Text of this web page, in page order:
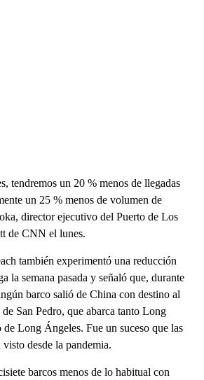
tendremos un 20 % menos de llegadas
un 25 % menos de volumen de
director ejecutivo del Puerto de Los
de CNN el lunes.
también experimentó una reducción
la semana pasada y señaló que, durante
barco salió de China con destino al
San Pedro, que abarca tanto Long
Long Ángeles. Fue un suceso que las
desde la pandemia.
barcos menos de lo habitual con